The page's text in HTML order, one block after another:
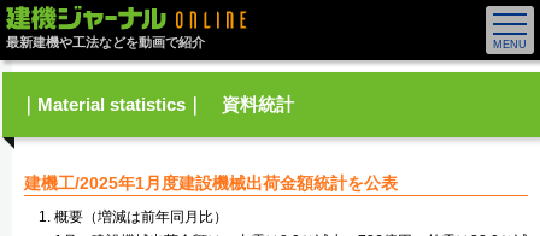
最新建機や工法などを動画で紹介
｜Material statistics｜ 資料統計
建機工/2025年1月度建設機械出荷金額統計を公表
概要（増減は前年同月比）